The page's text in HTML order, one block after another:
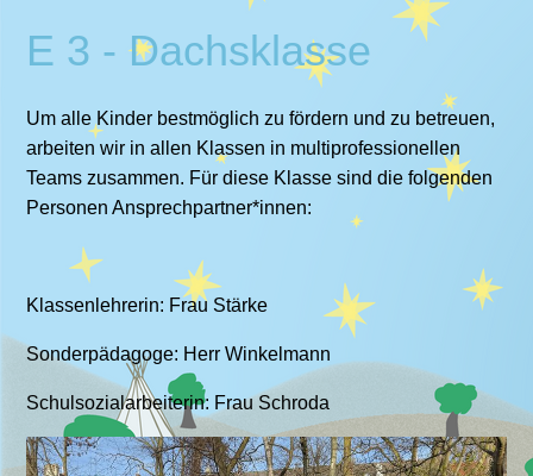
E 3 - Dachsklasse
Um alle Kinder bestmöglich zu fördern und zu betreuen,
arbeiten wir in allen Klassen in multiprofessionellen
Teams zusammen. Für diese Klasse sind die folgenden
Personen Ansprechpartner*innen:
Klassenlehrerin: Frau Stärke
Sonderpädagoge: Herr Winkelmann
Schulsozialarbeiterin: Frau Schroda